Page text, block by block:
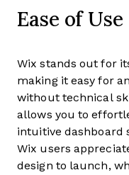
Ease of Use
Wix stands out for
making it easy for
without technical
allows you to
intuitive dashboard
Wix users
design to launch,